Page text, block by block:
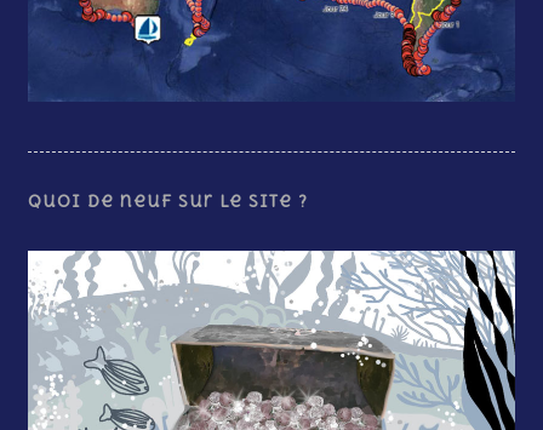
Quoi de neuf sur le site ?